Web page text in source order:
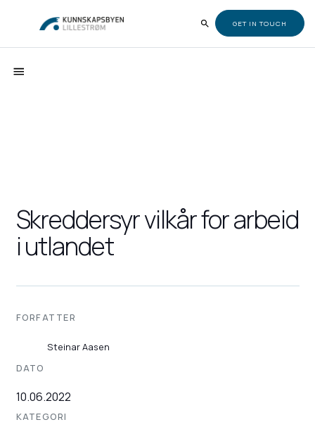
GET IN TOUCH
Skreddersyr vilkår for arbeid
i utlandet
FORFATTER
Steinar Aasen
DATO
10.06.2022
KATEGORI